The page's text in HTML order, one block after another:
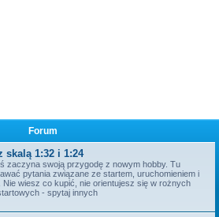
Forum
skalą 1:32 i 1:24
zaczyna swoją przygodę z nowym hobby. Tu
pytania związane ze startem, uruchomieniem i
Nie wiesz co kupić, nie orientujesz się w rożnych
- spytaj innych